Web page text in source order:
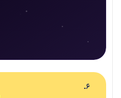
۶ـ